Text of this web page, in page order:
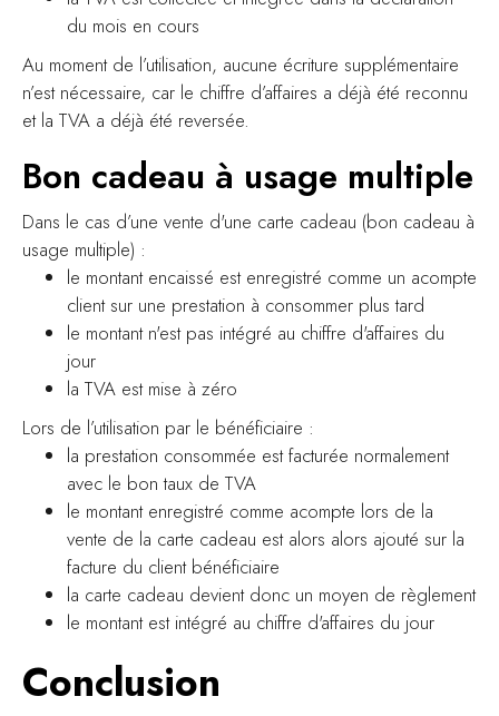
du mois en cours
Au moment de l’utilisation, aucune écriture supplémentaire
n’est nécessaire, car le chiffre d’affaires a déjà été reconnu
et la TVA a déjà été reversée.
Bon cadeau à usage multiple
Dans le cas d’une vente d'une carte cadeau (bon cadeau à
usage multiple) :
le montant encaissé est enregistré comme un acompte
client sur une prestation à consommer plus tard
le montant n'est pas intégré au chiffre d'affaires du
jour
la TVA est mise à zéro
Lors de l’utilisation par le bénéficiaire :
la prestation consommée est facturée normalement
avec le bon taux de TVA
le montant enregistré comme acompte lors de la
vente de la carte cadeau est alors alors ajouté sur la
facture du client bénéficiaire
la carte cadeau devient donc un moyen de règlement
le montant est intégré au chiffre d'affaires du jour
Conclusion